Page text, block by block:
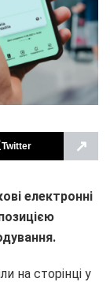
Twitter ↗
електронні
на сторінці у